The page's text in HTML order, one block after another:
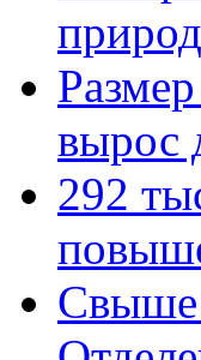
вырос
292
Свыше